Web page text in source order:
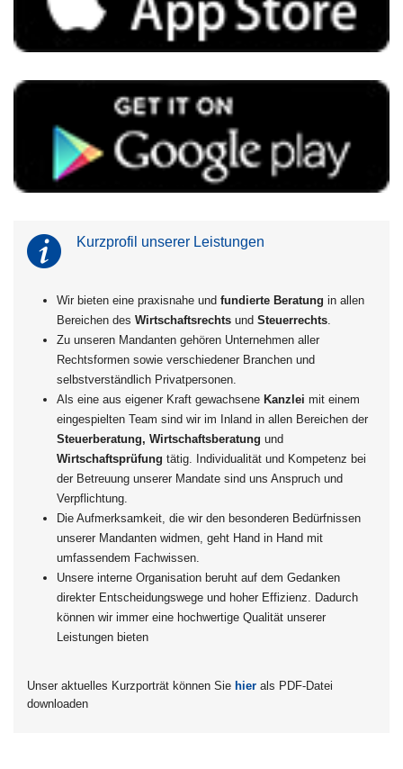
Kurzprofil unserer Leistungen
Wir bieten eine praxisnahe und fundierte Beratung in allen
Bereichen des Wirtschaftsrechtsund Steuerrechts.
Zu unseren Mandanten gehören Unternehmen aller
Rechtsformen sowie verschiedener Branchen und
selbstverständlich Privatpersonen.
Als eine aus eigener Kraft gewachsene Kanzlei mit einem
eingespielten Team sind wir im Inland in allen Bereichen der
Steuerberatung, Wirtschaftsberatung und
Wirtschaftsprüfung tätig. Individualität und Kompetenz bei
der Betreuung unserer Mandate sind uns Anspruch und
Verpflichtung.
Die Aufmerksamkeit, die wir den besonderen Bedürfnissen
unserer Mandanten widmen, geht Hand in Hand mit
umfassendem Fachwissen.
Unsere interne Organisation beruht auf dem Gedanken
direkter Entscheidungswege und hoher Effizienz. Dadurch
können wir immer eine hochwertige Qualität unserer
Leistungen bieten
Unser aktuelles Kurzporträt können Sie hier als PDF-Datei
downloaden